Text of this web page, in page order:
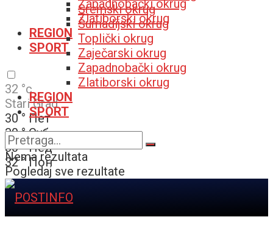
Zapadnobački okrug
Zlatiborski okrug
REGION
SPORT
32 °c
Stari Grad
30 ° Пет
30 ° Суб
30 ° Нед
32 ° Пон
Sremski okrug
Šumadijski okrug
Toplički okrug
Zaječarski okrug
Zapadnobački okrug
Zlatiborski okrug
REGION
SPORT
Nema rezultata
Pogledaj sve rezultate